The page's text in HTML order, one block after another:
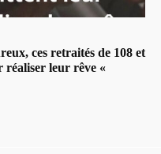
ces retraités de 108 et
leur rêve «